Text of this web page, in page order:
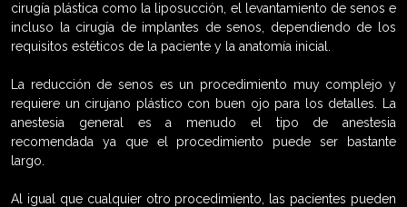
cirugía plástica como la liposucción, el levantamiento de senos e
incluso la cirugía de implantes de senos, dependiendo de los
requisitos estéticos de la paciente y la anatomía inicial.
La reducción de senos es un procedimiento muy complejo y
requiere un cirujano plástico con buen ojo para los detalles. La
anestesia general es a menudo el tipo de anestesia
recomendada ya que el procedimiento puede ser bastante
largo.
Al igual que cualquier otro procedimiento, las pacientes pueden